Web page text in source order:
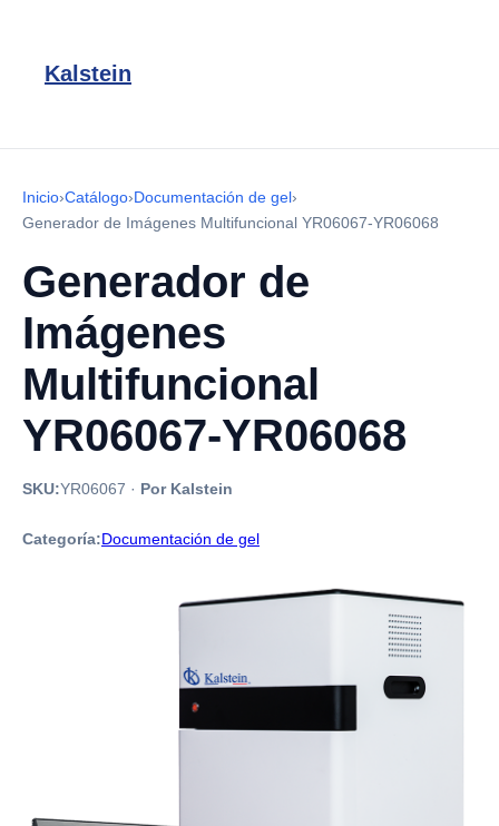
Kalstein
Inicio›Catálogo›Documentación de gel›
Generador de Imágenes Multifuncional YR06067-YR06068
Generador de
Imágenes
Multifuncional
YR06067-YR06068
SKU:YR06067 · Por Kalstein
Categoría:Documentación de gel